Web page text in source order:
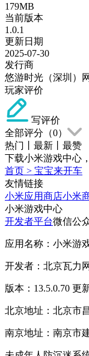
179MB
当前版本
1.0.1
更新日期
2025-07-30
发行商
悠游时光（深圳）
玩家评价
写评价
全部评分（0）
热门
最新
最赞
下载小米游戏中心
首页 > 宝宝来开车
友情链接
小米应用商店小米
小米游戏中心
开发者平台微信公
应用名称：小米游
开发者：北京瓦力
版本：13.5.0.70 更
北京地址：北京市
南京地址：南京市